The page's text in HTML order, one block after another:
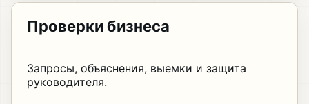
Проверки бизнеса
Запросы, объяснения, выемки и защита
руководителя.